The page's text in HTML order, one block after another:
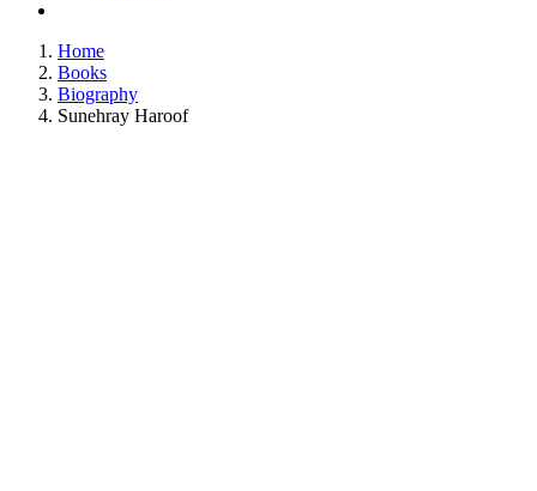
Home
Books
Biography
Sunehray Haroof